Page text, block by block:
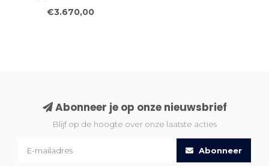
€3.670,00
Abonneer je op onze nieuwsbrief
Blijf op de hoogte over onze laatste acties
Abonneer